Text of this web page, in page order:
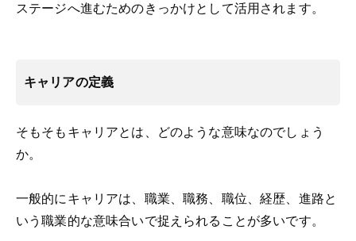
ステージへ進むためのきっかけとして活用されます。
キャリアの定義
そもそもキャリアとは、どのような意味なのでしょう
か。
一般的にキャリアは、職業、職務、職位、経歴、進路と
いう職業的な意味合いで捉えられることが多いです。